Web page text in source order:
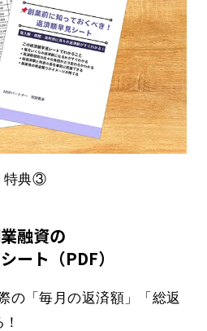
特典③
融資の
ート（PDF）
の「毎月の返済額」「総返